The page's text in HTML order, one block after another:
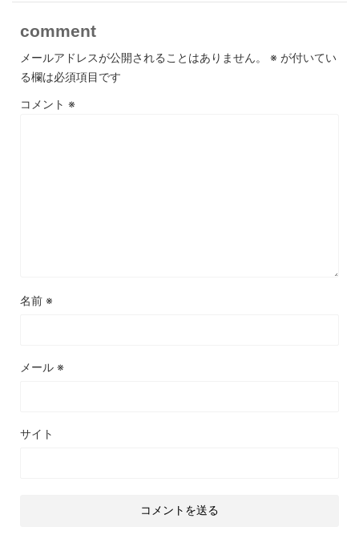
comment
メールアドレスが公開されることはありません。 ※ が付いてい
る欄は必須項目です
コメント ※
名前 ※
メール ※
サイト